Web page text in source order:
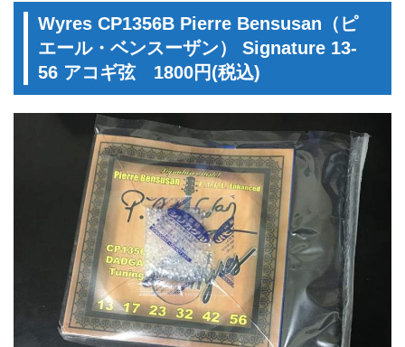
Wyres CP1356B Pierre Bensusan（ピ
エール・ベンスーザン） Signature 13-
56 アコギ弦 1800円(税込)